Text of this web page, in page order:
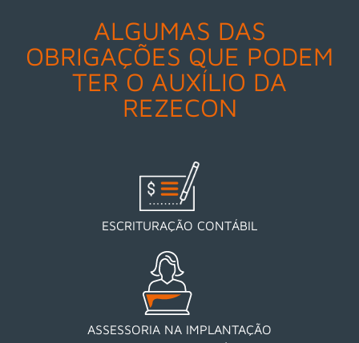
ALGUMAS DAS
OBRIGAÇÕES QUE PODEM
TER O AUXÍLIO DA
REZECON
ESCRITURAÇÃO CONTÁBIL
ASSESSORIA NA IMPLANTAÇÃO